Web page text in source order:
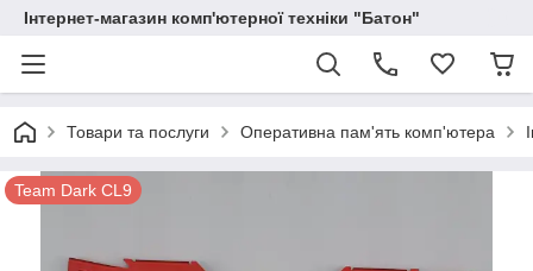
Інтернет-магазин комп'ютерної техніки "Батон"
Товари та послуги Оперативна пам'ять комп'ютера
Team Dark CL9